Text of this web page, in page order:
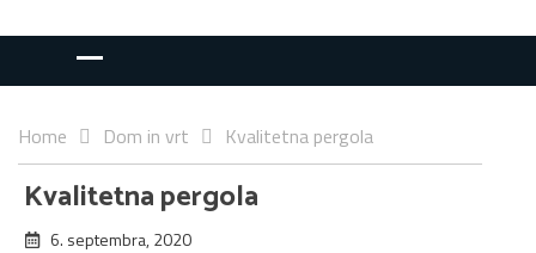
Home Dom in vrt Kvalitetna pergola
Kvalitetna pergola
6. septembra, 2020